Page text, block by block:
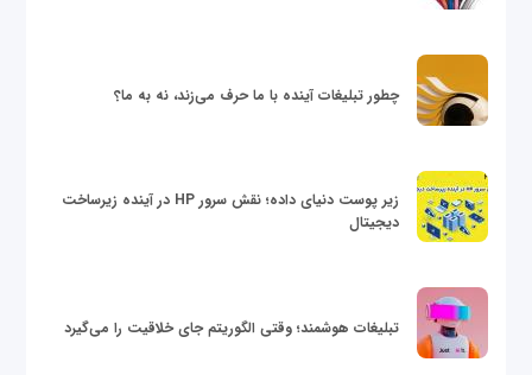
چطور تبلیغات آینده با ما حرف می‌زند، نه به ما؟
زیر پوست دنیای داده؛ نقش سرور HP در آینده زیرساخت
دیجیتال
تبلیغات هوشمند؛ وقتی الگوریتم جای خلاقیت را می‌گیرد